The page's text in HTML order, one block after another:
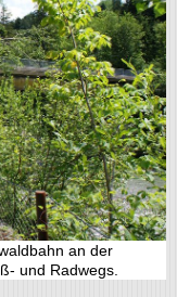
an der
und Radwegs.